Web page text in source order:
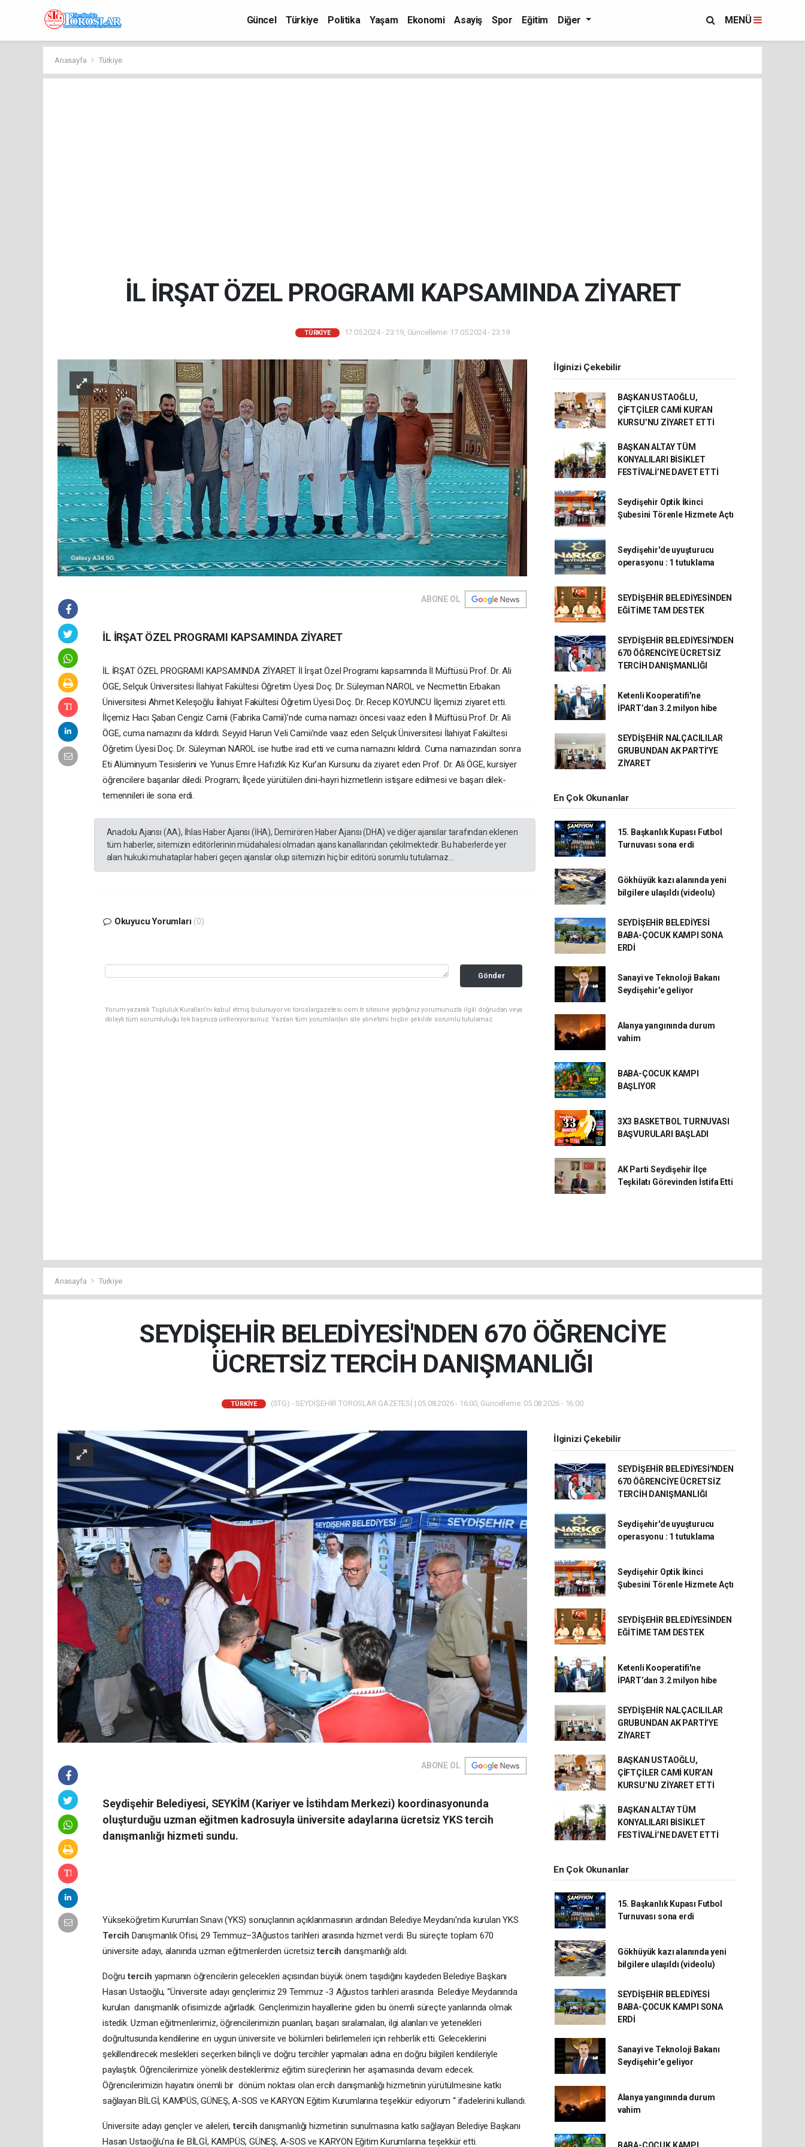
Güncel Türkiye Politika Yaşam Ekonomi Asayiş Spor Eğitim Diğer MENÜ
Anasayfa Türkiye
İL İRŞAT ÖZEL PROGRAMI KAPSAMINDA ZİYARET
TÜRKIYE 17.05.2024 - 23:19, Güncelleme: 17.05.2024 - 23:19
ABONE OL
İL İRŞAT ÖZEL PROGRAMI KAPSAMINDA ZİYARET
İL İRŞAT ÖZEL PROGRAMI KAPSAMINDA ZİYARET İl İrşat Özel Programı kapsamında İl Müftüsü Prof. Dr. Ali
ÖGE, Selçuk Üniversitesi İlahiyat Fakültesi Öğretim Üyesi Doç. Dr. Süleyman NAROL ve Necmettin Erbakan
Üniversitesi Ahmet Keleşoğlu İlahiyat Fakültesi Öğretim Üyesi Doç. Dr. Recep KOYUNCU İlçemizi ziyaret etti.
İlçemiz Hacı Şaban Cengiz Camii (Fabrika Camii)’nde cuma namazı öncesi vaaz eden İl Müftüsü Prof. Dr. Ali
ÖGE, cuma namazını da kıldırdı. Seyyid Harun Veli Camii’nde vaaz eden Selçuk Üniversitesi İlahiyat Fakültesi
Öğretim Üyesi Doç. Dr. Süleyman NAROL ise hutbe irad etti ve cuma namazını kıldırdı. Cuma namazından sonra
Eti Alüminyum Tesislerini ve Yunus Emre Hafızlık Kız Kur’an Kursunu da ziyaret eden Prof. Dr. Ali ÖGE, kursiyer
öğrencilere başarılar diledi. Program; İlçede yürütülen dini-hayri hizmetlerin istişare edilmesi ve başarı dilek-
temennileri ile sona erdi.
Anadolu Ajansı (AA), İhlas Haber Ajansı (İHA), Demirören Haber Ajansı (DHA) ve diğer ajanslar tarafından eklenen
tüm haberler, sitemizin editörlerinin müdahalesi olmadan ajans kanallarından çekilmektedir. Bu haberlerde yer
alan hukuki muhataplar haberi geçen ajanslar olup sitemizin hiç bir editörü sorumlu tutulamaz...
Okuyucu Yorumları (0)
Gönder
Yorum yazarak Topluluk Kuralları’nı kabul etmiş bulunuyor ve toroslargazetesi.com.tr sitesine yaptığınız yorumunuzla ilgili doğrudan veya
dolaylı tüm sorumluluğu tek başınıza üstleniyorsunuz. Yazılan tüm yorumlardan site yönetimi hiçbir şekilde sorumlu tutulamaz.
İlginizi Çekebilir
BAŞKAN USTAOĞLU,
ÇİFTÇİLER CAMİ KUR’AN
KURSU’NU ZİYARET ETTİ
BAŞKAN ALTAY TÜM
KONYALILARI BİSİKLET
FESTİVALİ’NE DAVET ETTİ
Seydişehir Optik İkinci
Şubesini Törenle Hizmete Açtı
Seydişehir'de uyuşturucu
operasyonu : 1 tutuklama
SEYDİŞEHİR BELEDİYESİNDEN
EĞİTİME TAM DESTEK
SEYDİŞEHİR BELEDİYESİ'NDEN
670 ÖĞRENCİYE ÜCRETSİZ
TERCİH DANIŞMANLIĞI
Ketenli Kooperatifi'ne
İPART’dan 3.2 milyon hibe
SEYDİŞEHİR NALÇACILILAR
GRUBUNDAN AK PARTİ’YE
ZİYARET
En Çok Okunanlar
15. Başkanlık Kupası Futbol
Turnuvası sona erdi
Gökhüyük kazı alanında yeni
bilgilere ulaşıldı (videolu)
SEYDİŞEHİR BELEDİYESİ
BABA-ÇOCUK KAMPI SONA
ERDİ
Sanayi ve Teknoloji Bakanı
Seydişehir'e geliyor
Alanya yangınında durum
vahim
BABA-ÇOCUK KAMPI
BAŞLIYOR
3X3 BASKETBOL TURNUVASI
BAŞVURULARI BAŞLADI
AK Parti Seydişehir İlçe
Teşkilatı Görevinden İstifa Etti
Anasayfa Türkiye
SEYDİŞEHİR BELEDİYESİ'NDEN 670 ÖĞRENCİYE
ÜCRETSİZ TERCİH DANIŞMANLIĞI
TÜRKIYE (STG) - SEYDİŞEHİR TOROSLAR GAZETESİ | 05.08.2026 - 16:00, Güncelleme: 05.08.2026 - 16:00
ABONE OL
Seydişehir Belediyesi, SEYKİM (Kariyer ve İstihdam Merkezi) koordinasyonunda
oluşturduğu uzman eğitmen kadrosuyla üniversite adaylarına ücretsiz YKS tercih
danışmanlığı hizmeti sundu.
Yükseköğretim Kurumları Sınavı (YKS) sonuçlarının açıklanmasının ardından Belediye Meydanı'nda kurulan YKS
Tercih Danışmanlık Ofisi, 29 Temmuz–3Ağustos tarihleri arasında hizmet verdi. Bu süreçte toplam 670
üniversite adayı, alanında uzman eğitmenlerden ücretsiztercih danışmanlığı aldı.
Doğrutercih yapmanın öğrencilerin gelecekleri açısından büyük önem taşıdığını kaydeden Belediye Başkanı
Hasan Ustaoğlu, “Üniversite adayı gençlerimiz 29 Temmuz -3 Ağustos tarihleri arasında Belediye Meydanında
kurulan danışmanlık ofisimizde ağırladık. Gençlerimizin hayallerine giden bu önemli süreçte yanlarında olmak
istedik. Uzman eğitmenlerimiz, öğrencilerimizin puanları, başarı sıralamaları, ilgi alanları ve yetenekleri
doğrultusunda kendilerine en uygun üniversite ve bölümleri belirlemeleri için rehberlik etti. Geleceklerini
şekillendirecek meslekleri seçerken bilinçli ve doğru tercihler yapmaları adına en doğru bilgileri kendileriyle
paylaştık. Öğrencilerimize yönelik desteklerimiz eğitim süreçlerinin her aşamasında devam edecek.
Öğrencilerimizin hayatını önemli bir dönüm noktası olan ercih danışmanlığı hizmetinin yürütülmesine katkı
sağlayan BİLGİ, KAMPÜS, GÜNEŞ, A-SOS ve KARYON Eğitim Kurumlarına teşekkür ediyorum “ ifadelerini kullandı.
Üniversite adayı gençler ve aileleri,tercihdanışmanlığı hizmetinin sunulmasına katkı sağlayan Belediye Başkanı
Hasan Ustaoğlu'na ile BİLGİ, KAMPÜS, GÜNEŞ, A-SOS ve KARYON Eğitim Kurumlarına teşekkür etti.
İlginizi Çekebilir
SEYDİŞEHİR BELEDİYESİ'NDEN
670 ÖĞRENCİYE ÜCRETSİZ
TERCİH DANIŞMANLIĞI
Seydişehir'de uyuşturucu
operasyonu : 1 tutuklama
Seydişehir Optik İkinci
Şubesini Törenle Hizmete Açtı
SEYDİŞEHİR BELEDİYESİNDEN
EĞİTİME TAM DESTEK
Ketenli Kooperatifi'ne
İPART’dan 3.2 milyon hibe
SEYDİŞEHİR NALÇACILILAR
GRUBUNDAN AK PARTİ’YE
ZİYARET
BAŞKAN USTAOĞLU,
ÇİFTÇİLER CAMİ KUR’AN
KURSU’NU ZİYARET ETTİ
BAŞKAN ALTAY TÜM
KONYALILARI BİSİKLET
FESTİVALİ’NE DAVET ETTİ
En Çok Okunanlar
15. Başkanlık Kupası Futbol
Turnuvası sona erdi
Gökhüyük kazı alanında yeni
bilgilere ulaşıldı (videolu)
SEYDİŞEHİR BELEDİYESİ
BABA-ÇOCUK KAMPI SONA
ERDİ
Sanayi ve Teknoloji Bakanı
Seydişehir'e geliyor
Alanya yangınında durum
vahim
BABA-ÇOCUK KAMPI